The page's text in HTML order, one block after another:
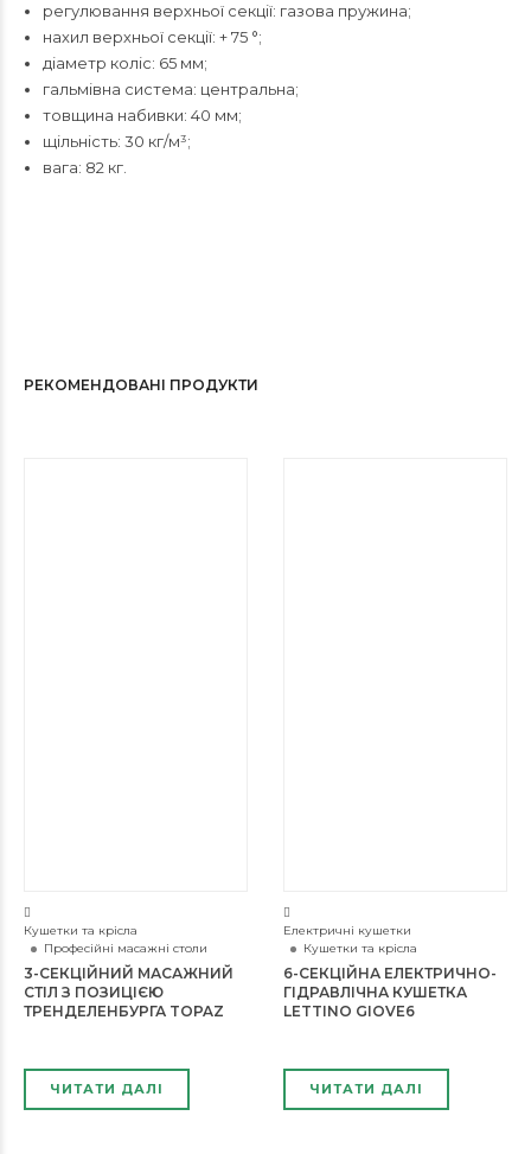
регулювання верхньої секції: газова пружина;
нахил верхньої секції: + 75 °;
діаметр коліс: 65 мм;
гальмівна система: центральна;
товщина набивки: 40 мм;
щільність: 30 кг/м³;
вага: 82 кг.
РЕКОМЕНДОВАНІ ПРОДУКТИ
Кушетки та крісла
Професійні масажні столи
3-СЕКЦІЙНИЙ МАСАЖНИЙ
СТІЛ З ПОЗИЦІЄЮ
ТРЕНДЕЛЕНБУРГА TOPAZ
ЧИТАТИ ДАЛІ
Електричні кушетки
Кушетки та крісла
6-СЕКЦІЙНА ЕЛЕКТРИЧНО-
ГІДРАВЛІЧНА КУШЕТКА
LETTINO GIOVE6
ЧИТАТИ ДАЛІ